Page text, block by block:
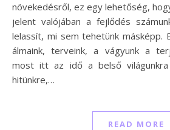
növekedésről, ez egy lehetőség,
jelent valójában a fejlődés
lelassít, mi sem tehetünk másképp.
álmaink, terveink, a vágyunk a
most itt az idő a belső
hitünkre,…
READ MORE